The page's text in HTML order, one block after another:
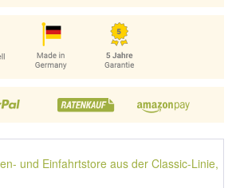
und Einfahrtstore aus der Classic-Linie,